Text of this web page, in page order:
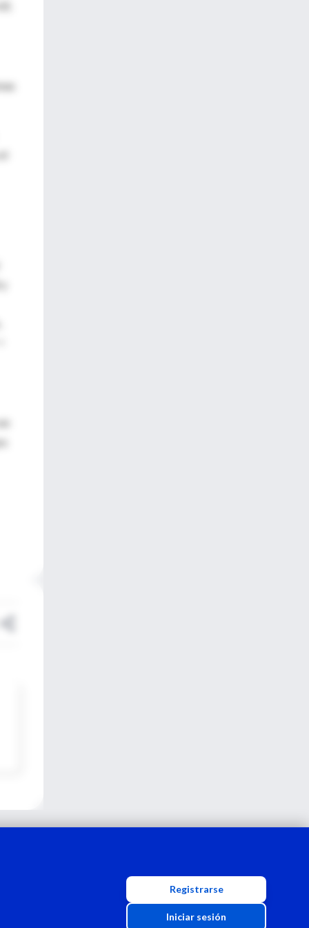
Registrarse
Iniciar sesión